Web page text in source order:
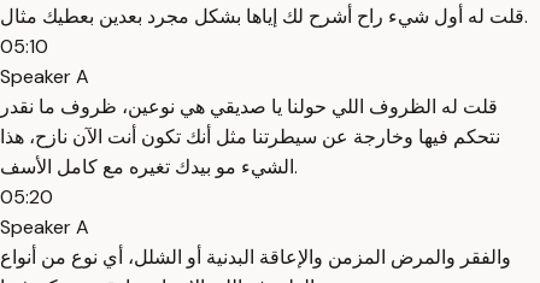
قلت له أول شيء راح أشرح لك إياها بشكل مجرد بعدين بعطيك مثال.
05:10
Speaker A
قلت له الظروف اللي حولنا يا صديقي هي نوعين، ظروف ما نقدر
نتحكم فيها وخارجة عن سيطرتنا مثل أنك تكون أنت الآن نازح، هذا
الشيء مو بيدك تغيره مع كامل الأسف.
05:20
Speaker A
والفقر والمرض المزمن والإعاقة البدنية أو الشلل، أي نوع من أنواع